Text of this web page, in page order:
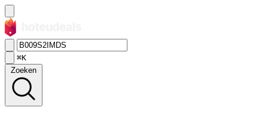
⌘K
Zoeken